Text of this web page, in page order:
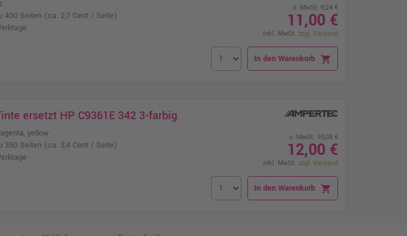
400 Seiten (ca. 2,7 Cent / Seite)
o. MwSt. 9,24 €
11,00 €
inkl. MwSt. zzgl. Versand
In den Warenkorb shopping_cart
ersetzt HP C9361E 342 3-farbig
yellow
350 Seiten (ca. 3,4 Cent / Seite)
o. MwSt. 10,08 €
12,00 €
inkl. MwSt. zzgl. Versand
In den Warenkorb shopping_cart